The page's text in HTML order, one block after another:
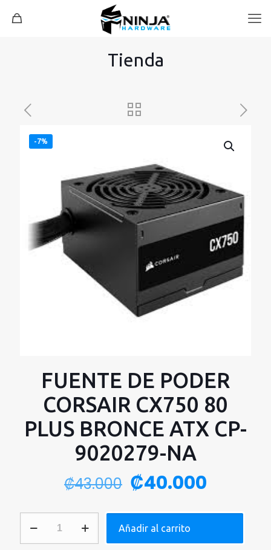
Tienda
-7%
FUENTE DE PODER
CORSAIR CX750 80
PLUS BRONCE ATX CP-
9020279-NA
₡43.000 El
original
era:
₡40.000
actual
es:
Añadir al carrito